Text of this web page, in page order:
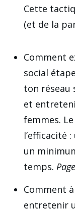
Cette
(et de la
Comment
social
ton
et
femmes.
l’efficacité
un
temps.
Comment
entretenir